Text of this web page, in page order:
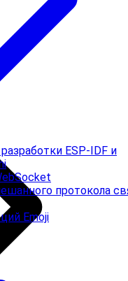
ESP-IDF и
протокола
Emoji